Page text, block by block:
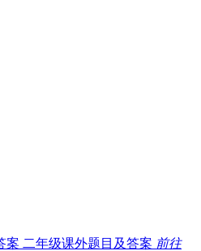
二年级课外题目及答案 前往